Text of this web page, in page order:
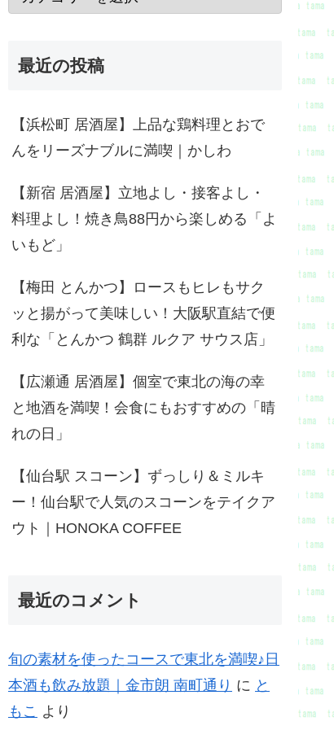
最近の投稿
【浜松町 居酒屋】上品な鶏料理とおで
んをリーズナブルに満喫｜かしわ
【新宿 居酒屋】立地よし・接客よし・
料理よし！焼き鳥88円から楽しめる「よ
いもど」
【梅田 とんかつ】ロースもヒレもサク
ッと揚がって美味しい！大阪駅直結で便
利な「とんかつ 鶴群 ルクア サウス店」
【広瀬通 居酒屋】個室で東北の海の幸
と地酒を満喫！会食にもおすすめの「晴
れの日」
【仙台駅 スコーン】ずっしり＆ミルキ
ー！仙台駅で人気のスコーンをテイクア
ウト｜HONOKA COFFEE
最近のコメント
旬の素材を使ったコースで東北を満喫♪日
本酒も飲み放題｜金市朗 南町通り に と
もこ より